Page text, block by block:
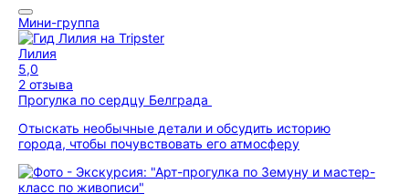
Мини-группа
Лилия
5,0
2 отзыва
Прогулка по сердцу Белграда
Отыскать необычные детали и обсудить историю
города, чтобы почувствовать его атмосферу